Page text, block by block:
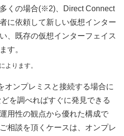
くの場合(※2)、Direct Connect
に依頼して新しい仮想インター
、既存の仮想インターフェイス
す。
よります。
オンプレミスと接続する場合に
を調べればすぐに発見できる
用性の観点から優れた構成で
相談を頂くケースは、オンプレ